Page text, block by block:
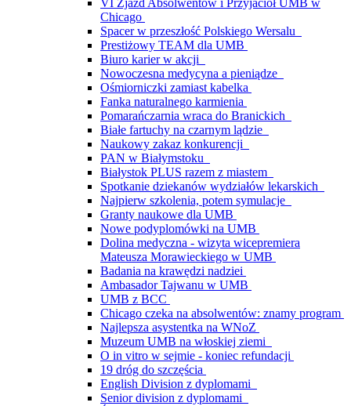
VI Zjazd Absolwentów i Przyjaciół UMB w
Chicago
Spacer w przeszłość Polskiego Wersalu
Prestiżowy TEAM dla UMB
Biuro karier w akcji
Nowoczesna medycyna a pieniądze
Ośmiorniczki zamiast kabelka
Fanka naturalnego karmienia
Pomarańczarnia wraca do Branickich
Białe fartuchy na czarnym lądzie
Naukowy zakaz konkurencji
PAN w Białymstoku
Białystok PLUS razem z miastem
Spotkanie dziekanów wydziałów lekarskich
Najpierw szkolenia, potem symulacje
Granty naukowe dla UMB
Nowe podyplomówki na UMB
Dolina medyczna - wizyta wicepremiera
Mateusza Morawieckiego w UMB
Badania na krawędzi nadziei
Ambasador Tajwanu w UMB
UMB z BCC
Chicago czeka na absolwentów: znamy program
Najlepsza asystentka na WNoZ
Muzeum UMB na włoskiej ziemi
O in vitro w sejmie - koniec refundacji
19 dróg do szczęścia
English Division z dyplomami
Senior division z dyplomami